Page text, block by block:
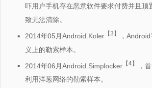
吓用户手机存在恶意软件要求付费并且顶
致无法清除。
2014年05月Android.Koler 【3】
，
义上的勒索样本。
2014年06月Android.Simplocker 【4】
，
利用洋葱网络的勒索样本。